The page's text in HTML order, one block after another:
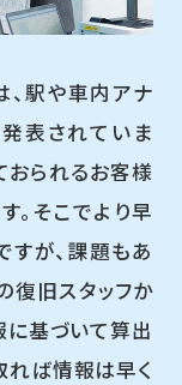
駅や車内アナ
表されていま
おられるお客様
。そこでより早
すが、課題もあ
復旧スタッフか
基づいて算出
れば情報は早く